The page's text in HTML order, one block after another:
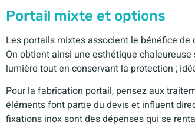
Portail mixte et options
Les portails mixtes associent le bénéfice
On obtient ainsi une esthétique
lumière tout en conservant la protection ;
Pour la fabrication portail, pensez aux
éléments font partie du devis et influent
fixations inox sont des dépenses qui se